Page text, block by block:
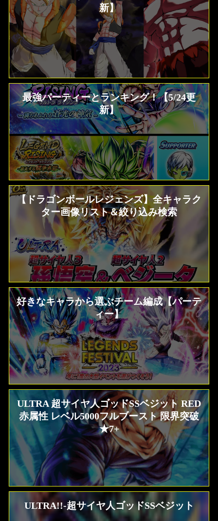
新】
最強パーティーとランキング！【5/24更
新】
【ドラゴンボールレジェンズ】全キャラク
ター画像リスト＆絞り込み検索
好きなキャラから選ぶチーム編成【パーテ
ィー】
ULTRA 超サイヤ人ゴッドSSベジット RED
赤属性 レベル5000フルブースト 限界突破
★7+
ULTRA!!-超サイヤ人ゴッドSSベジット